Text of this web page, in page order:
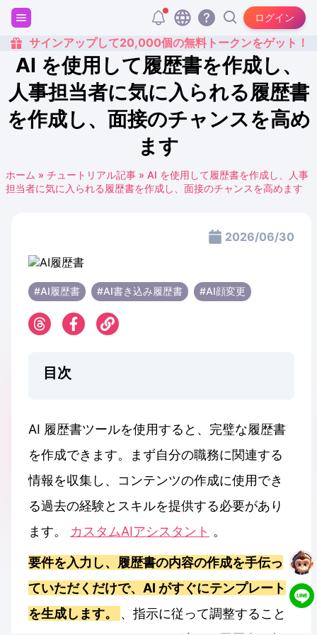
ログイン
サインアップして20,000個の無料トークンをゲット！
AI を使用して履歴書を作成し、
人事担当者に気に入られる履歴書
を作成し、面接のチャンスを高め
ます
ホーム » チュートリアル記事 » AI を使用して履歴書を作成し、人事
担当者に気に入られる履歴書を作成し、面接のチャンスを高めます
2026/06/30
#AI履歴書 #AI書き込み履歴書 #AI顔変更
目次
AI 履歴書ツールを使用すると、完璧な履歴書
を作成できます。まず自分の職務に関連する
情報を収集し、コンテンツの作成に使用でき
る過去の経験とスキルを提供する必要があり
ます。 カスタムAIアシスタント 。
要件を入力し、履歴書の内容の作成を手伝っ
ていただくだけで、AI がすぐにテンプレート
を生成します。 、指示に従って調整すること